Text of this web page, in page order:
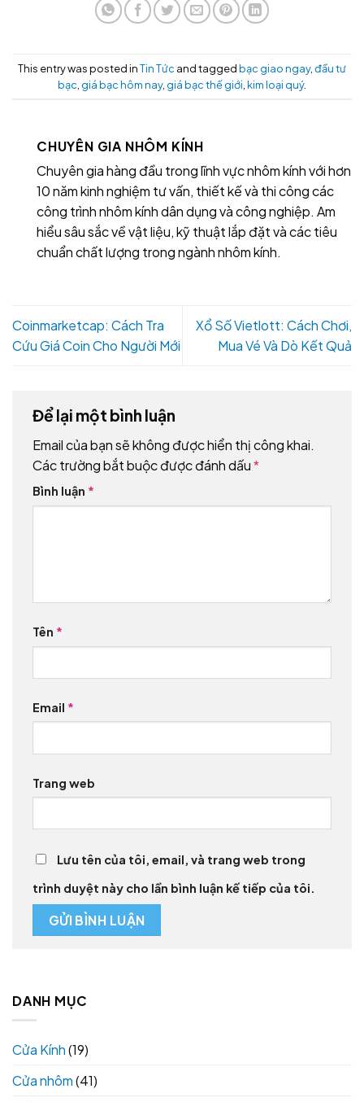
This entry was posted inTin Tức and taggedbạc giao ngay, đầu tư
bạc giá bạc hôm nay, giá bạc thế giới kim loại quý.
CHUYÊN GIA NHÔM KÍNH
Chuyên gia hàng đầu trong lĩnh vực nhôm kính với hơn
10 năm kinh nghiệm tư vấn, thiết kế và thi công các
công trình nhôm kính dân dụng và công nghiệp. Am
hiểu sâu sắc về vật liệu, kỹ thuật lắp đặt và các tiêu
chuẩn chất lượng trong ngành nhôm kính.
Coinmarketcap: Cách Tra
Cứu Giá Coin Cho Người Mới
Xổ Số Vietlott: Cách Chơi,
Mua Vé Và Dò Kết Quả
Để lại một bình luận
Email của bạn sẽ không được hiển thị công khai.
Các trường bắt buộc được đánh dấu*
Bình luận *
Tên *
Email *
Trang web
Lưu tên của tôi, email, và trang web trong
trình duyệt này cho lần bình luận kế tiếp của tôi.
DANH MỤC
Cửa Kính(19)
Cửa nhôm(41)